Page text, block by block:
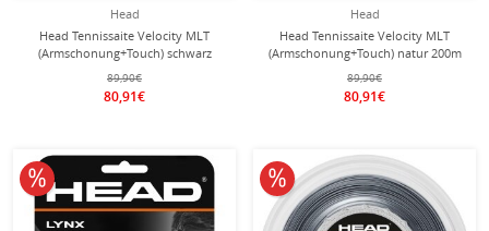
Head
Head Tennissaite Velocity MLT
(Armschonung+Touch) schwarz
200m Rolle
89,90€
80,91€
Head
Head Tennissaite Velocity MLT
(Armschonung+Touch) natur 200m
Rolle
89,90€
80,91€
10% reduziert 10% reduziert